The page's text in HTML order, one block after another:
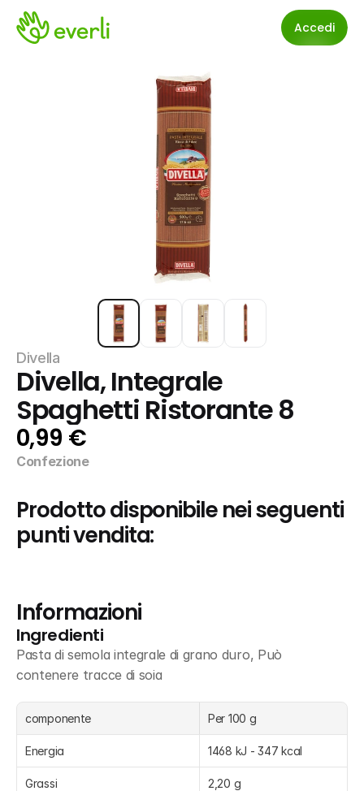
Accedi
Divella
Divella, Integrale
Spaghetti Ristorante 8
0,99 €
Confezione
Prodotto disponibile nei seguenti
punti vendita:
Informazioni
Ingredienti
Pasta di semola integrale di grano duro, Può
contenere tracce di soia
componente Per 100 g
Energia 1468 kJ - 347 kcal
Grassi 2,20 g